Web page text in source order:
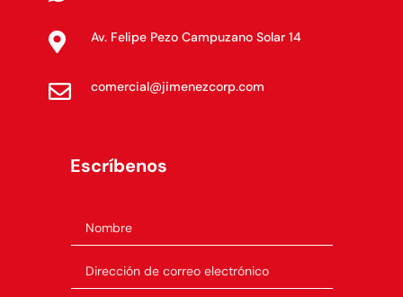
 Av. Felipe Pezo Campuzano Solar 14
 comercial@jimenezcorp.com
Escríbenos